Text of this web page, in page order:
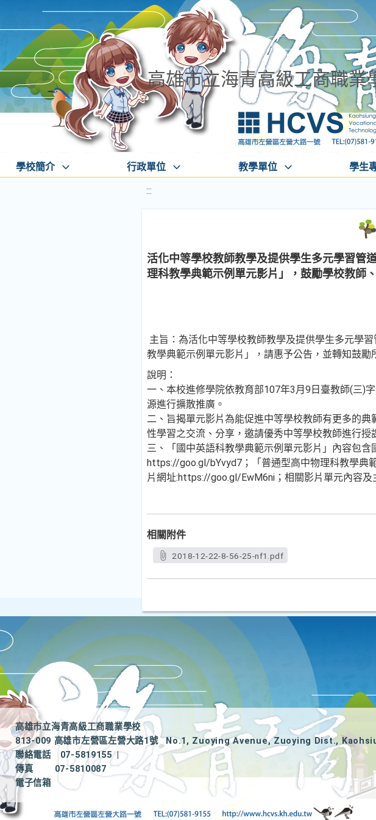
高雄市立海青高級工商職業
學校簡介 行政單位 教學單位 學生
:::
活化中等學校教師教學及提供學生多元學習管
理科教學典範示例單元影片」，鼓勵學校教師
主旨：為活化中等學校教師教學及提供學生多元學
教學典範示例單元影片」，請惠予公告，並轉知鼓勵
說明：
一、本校進修學院依教育部107年3月9日臺教師(三)
源進行擴散推廣。
二、旨揭單元影片為能促進中等學校教師有更多的
性學習之交流、分享，邀請優秀中等學校教師進行授
三、「國中英語科教學典範示例單元影片」內容包
https://goo.gl/bYvyd7；「普通型高中物理科教學典
片網址:https://goo.gl/EwM6ni；相關影片單元內容及
相關附件
2018-12-22-8-56-25-nf1.pdf
高雄市立海青高級工商職業學校
813-009 高雄市左營區左營大路1號
No.1, Zuoying Avenue, Zuoying Dist.,
聯絡電話
07-5819155
|
傳真
07-5810087
電子信箱